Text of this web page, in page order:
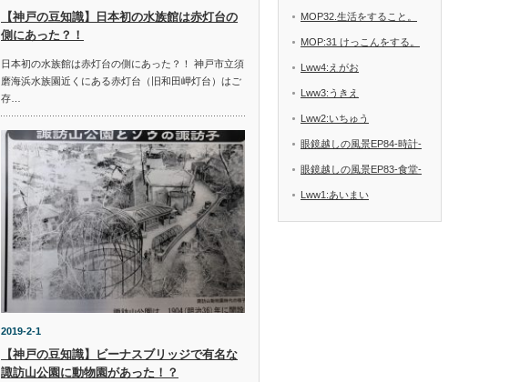
【神戸の豆知識】日本初の水族館は赤灯台の
側にあった？！
日本初の水族館は赤灯台の側にあった？！ 神戸市立須
磨海浜水族園近くにある赤灯台（旧和田岬灯台）はご
存…
2019-2-1
【神戸の豆知識】ビーナスブリッジで有名な
諏訪山公園に動物園があった！？
MOP32.生活をすること。
MOP:31 けっこんをする。
Lww4:えがお
Lww3:うきえ
Lww2:いちゅう
眼鏡越しの風景EP84-時計-
眼鏡越しの風景EP83-食堂-
Lww1:あいまい